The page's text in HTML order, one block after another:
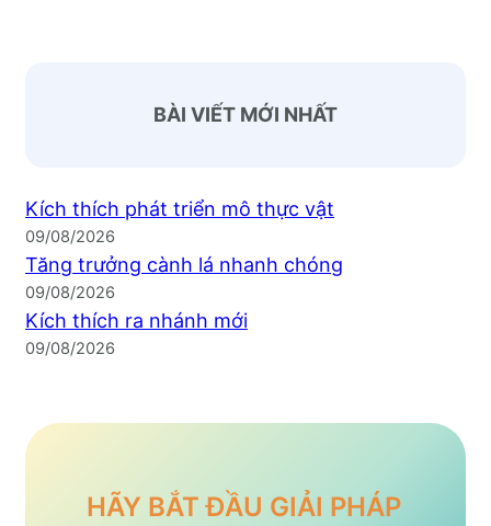
BÀI VIẾT MỚI NHẤT
Kích thích phát triển mô thực vật
09/08/2026
Tăng trưởng cành lá nhanh chóng
09/08/2026
Kích thích ra nhánh mới
09/08/2026
HÃY BẮT ĐẦU GIẢI PHÁP